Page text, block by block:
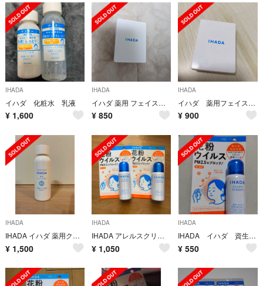
IHADA
イハダ 化粧水 乳液
¥ 1,600
IHADA
イハダ 薬用 フェイスプロテクトパウダー 9g
¥ 850
IHADA
イハダ 薬用フェイスプロテクトパウダー
¥ 900
IHADA
IHADA イハダ 薬用クリアローション 化粧水
¥ 1,500
IHADA
IHADA アレルスクリーン EX 50g 2個
¥ 1,050
IHADA
IHADA イハダ 資生堂 アレルスクリーン 未使用未開封 50g
¥ 550